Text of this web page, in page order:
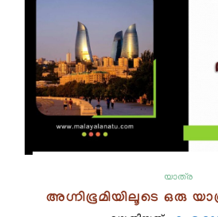
യാത്ര
അഗ്നിഭൂമിയിലൂടെ ഒരു